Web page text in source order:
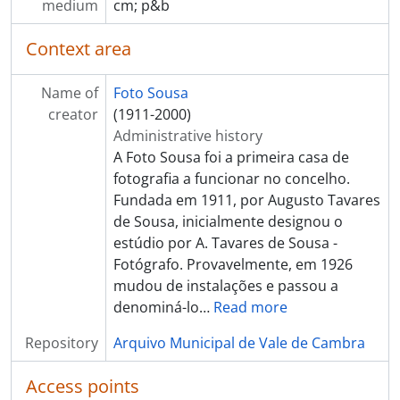
[Item] Retrato de seminarista
[Item] Retrato de padre
[Item] Retrato de padre
[Item] Retrato de homem
[Item] Comendador Luiz Bernardo de Almeida
[Item] Retrato de freira
[Item] Retrato de homem com gado bovino
[Item] Retrato de criança
[Item] Retrato de criança
[Item] Retrato de mulher e criança com vestuário regional
[Item] Retrato de mulher
[Item] Retrato de mulher com vestuário regional
[Item] Retrato de mulher
[Item] Retrato de criança
[Item] Retrato de homem
[Item] Músico
medium
cm; p&b
Context area
Name of
creator
Foto Sousa
(1911-2000)
Administrative history
A Foto Sousa foi a primeira casa de
fotografia a funcionar no concelho.
Fundada em 1911, por Augusto Tavares
de Sousa, inicialmente designou o
estúdio por A. Tavares de Sousa -
Fotógrafo. Provavelmente, em 1926
mudou de instalações e passou a
denominá-lo… Read more
Repository
Arquivo Municipal de Vale de Cambra
Access points